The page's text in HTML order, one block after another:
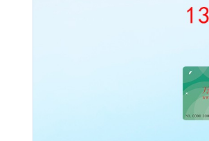
www.61588.com